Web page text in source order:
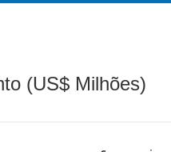
(US$ Milhões)